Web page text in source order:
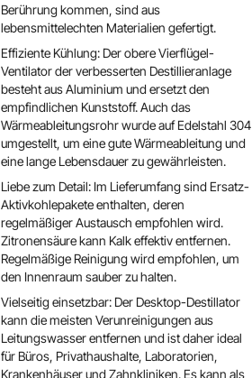
Berührung kommen, sind aus
lebensmittelechten Materialien gefertigt.
Effiziente Kühlung: Der obere Vierflügel-
Ventilator der verbesserten Destillieranlage
besteht aus Aluminium und ersetzt den
empfindlichen Kunststoff. Auch das
Wärmeableitungsrohr wurde auf Edelstahl 304
umgestellt, um eine gute Wärmeableitung und
eine lange Lebensdauer zu gewährleisten.
Liebe zum Detail: Im Lieferumfang sind Ersatz-
Aktivkohlepakete enthalten, deren
regelmäßiger Austausch empfohlen wird.
Zitronensäure kann Kalk effektiv entfernen.
Regelmäßige Reinigung wird empfohlen, um
den Innenraum sauber zu halten.
Vielseitig einsetzbar: Der Desktop-Destillator
kann die meisten Verunreinigungen aus
Leitungswasser entfernen und ist daher ideal
für Büros, Privathaushalte, Laboratorien,
Krankenhäuser und Zahnkliniken. Es kann als